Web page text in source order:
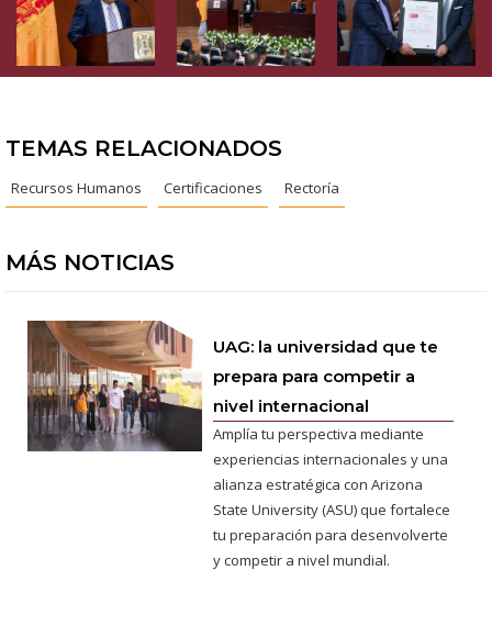
TEMAS RELACIONADOS
Recursos Humanos Certificaciones Rectoría
MÁS NOTICIAS
UAG: la universidad que te
prepara para competir a
nivel internacional
Amplía tu perspectiva mediante
experiencias internacionales y una
alianza estratégica con Arizona
State University (ASU) que fortalece
tu preparación para desenvolverte
y competir a nivel mundial.